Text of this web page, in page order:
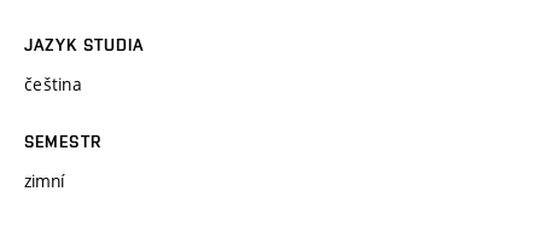
JAZYK STUDIA
čeština
SEMESTR
zimní